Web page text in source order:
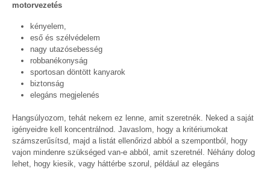
motorvezetés
kényelem,
eső és szélvédelem
nagy utazósebesség
robbanékonyság
sportosan döntött kanyarok
biztonság
elegáns megjelenés
Hangsúlyozom, tehát nekem ez lenne, amit szeretnék. Neked a saját
igényeidre kell koncentrálnod. Javaslom, hogy a kritériumokat
számszerűsítsd, majd a listát ellenőrizd abból a szempontból, hogy
vajon mindenre szükséged van-e abból, amit szeretnél. Néhány dolog
lehet, hogy kiesik, vagy háttérbe szorul, például az elegáns